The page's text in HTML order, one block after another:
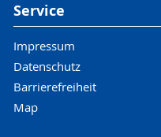
Service
Impressum
Datenschutz
Barrierefreiheit
Map